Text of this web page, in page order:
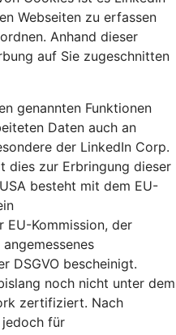
Webseiten zu erfassen
Anhand dieser
auf Sie zugeschnitten
genannten Funktionen
Daten auch an
der LinkedIn Corp.
dies zur Erbringung dieser
besteht mit dem EU-
EU-Kommission, der
DSGVO bescheinigt.
noch nicht unter dem
zertifiziert. Nach
für